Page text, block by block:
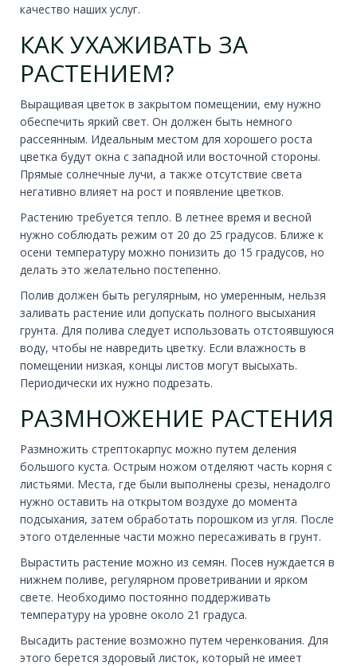
качество наших услуг.
КАК УХАЖИВАТЬ ЗА
РАСТЕНИЕМ?
Выращивая цветок в закрытом помещении, ему нужно
обеспечить яркий свет. Он должен быть немного
рассеянным. Идеальным местом для хорошего роста
цветка будут окна с западной или восточной стороны.
Прямые солнечные лучи, а также отсутствие света
негативно влияет на рост и появление цветков.
Растению требуется тепло. В летнее время и весной
нужно соблюдать режим от 20 до 25 градусов. Ближе к
осени температуру можно понизить до 15 градусов, но
делать это желательно постепенно.
Полив должен быть регулярным, но умеренным, нельзя
заливать растение или допускать полного высыхания
грунта. Для полива следует использовать отстоявшуюся
воду, чтобы не навредить цветку. Если влажность в
помещении низкая, концы листов могут высыхать.
Периодически их нужно подрезать.
РАЗМНОЖЕНИЕ РАСТЕНИЯ
Размножить стрептокарпус можно путем деления
большого куста. Острым ножом отделяют часть корня с
листьями. Места, где были выполнены срезы, ненадолго
нужно оставить на открытом воздухе до момента
подсыхания, затем обработать порошком из угля. После
этого отделенные части можно пересаживать в грунт.
Вырастить растение можно из семян. Посев нуждается в
нижнем поливе, регулярном проветривании и ярком
свете. Необходимо постоянно поддерживать
температуру на уровне около 21 градуса.
Высадить растение возможно путем черенкования. Для
этого берется здоровый листок, который не имеет